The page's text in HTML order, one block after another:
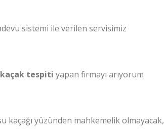
sistemi ile verilen servisimiz
kaçak tespiti yapan firmayı arıyorum
kaçağı yüzünden mahkemelik olmayacak,